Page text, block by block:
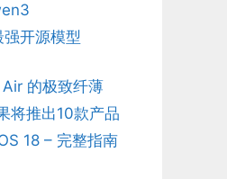
强开源模型
的极致纤薄
将推出10款产品
18 – 完整指南